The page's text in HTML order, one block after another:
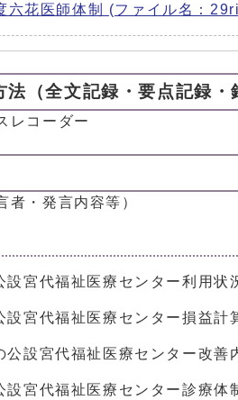
六花医師体制 (ファイル名：
（全文記録・要点記録・
レコーダー
者・発言内容等）
宮代福祉医療センター利用状
宮代福祉医療センター損益計
設宮代福祉医療センター改善
宮代福祉医療センター診療体